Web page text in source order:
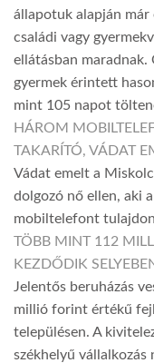
állapotuk alapján már
családi vagy
ellátásban
gyermek érintett
mint 105 napot
HÁROM
TAKARÍTÓ, VÁDAT
Vádat emelt a
dolgozó nő ellen, aki
mobiltelefont
TÖBB MINT 112
KEZDŐDIK
Jelentős beruházás
millió forint értékű
településen. A
székhelyű vállalkozás